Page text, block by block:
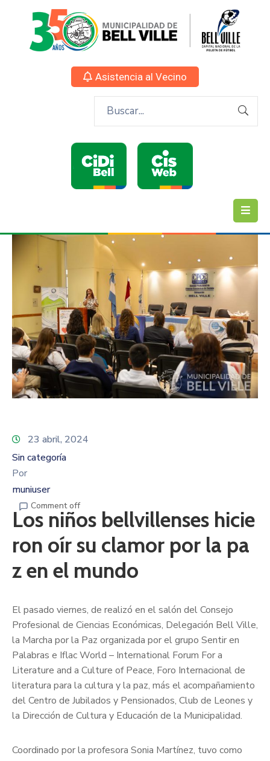
Asistencia al Vecino
23 abril, 2024
Sin categoría
Por
muniuser
Comment off
Los niños bellvillenses hicie
ron oír su clamor por la pa
z en el mundo
El pasado viernes, de realizó en el salón del Consejo
Profesional de Ciencias Económicas, Delegación Bell Ville,
la Marcha por la Paz organizada por el grupo Sentir en
Palabras e Iflac World – International Forum For a
Literature and a Culture of Peace, Foro Internacional de
literatura para la cultura y la paz, más el acompañamiento
del Centro de Jubilados y Pensionados, Club de Leones y
la Dirección de Cultura y Educación de la Municipalidad.
Coordinado por la profesora Sonia Martínez, tuvo como